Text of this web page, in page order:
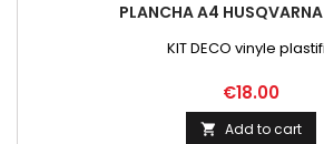
PLANCHA A4
KIT DECO vinyle
Price
€18.00
 Add to cart